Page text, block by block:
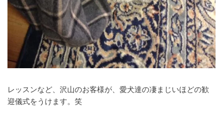
レッスンなど、沢山のお客様が、愛犬達の凄まじいほどの歓
迎儀式をうけます。笑